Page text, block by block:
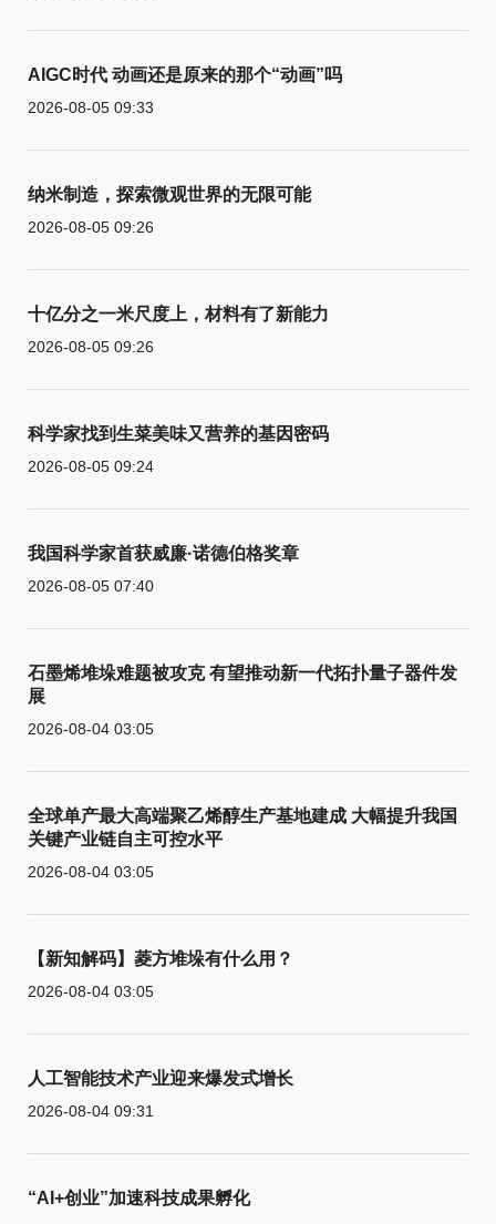
AIGC时代 动画还是原来的那个“动画”吗
2026-08-05 09:33
纳米制造，探索微观世界的无限可能
2026-08-05 09:26
十亿分之一米尺度上，材料有了新能力
2026-08-05 09:26
科学家找到生菜美味又营养的基因密码
2026-08-05 09:24
我国科学家首获威廉·诺德伯格奖章
2026-08-05 07:40
石墨烯堆垛难题被攻克 有望推动新一代拓扑量子器件发
展
2026-08-04 03:05
全球单产最大高端聚乙烯醇生产基地建成 大幅提升我国
关键产业链自主可控水平
2026-08-04 03:05
【新知解码】菱方堆垛有什么用？
2026-08-04 03:05
人工智能技术产业迎来爆发式增长
2026-08-04 09:31
“AI+创业”加速科技成果孵化